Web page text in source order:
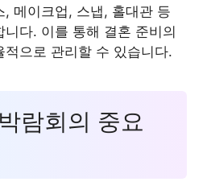
, 메이크업, 스냅, 홀대관 등
다. 이를 통해 결혼 준비의
적으로 관리할 수 있습니다.
람회의 중요